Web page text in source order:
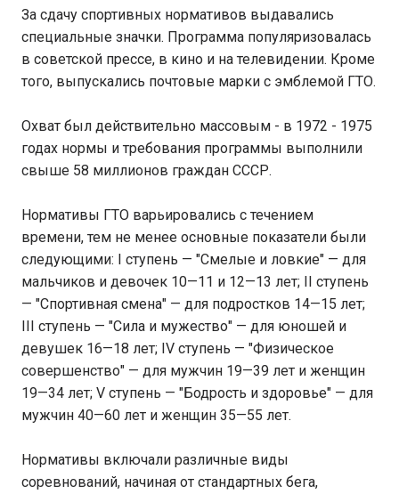
За сдачу спортивных нормативов выдавались
специальные значки. Программа популяризовалась
в советской прессе, в кино и на телевидении. Кроме
того, выпускались почтовые марки с эмблемой ГТО.
Охват был действительно массовым - в 1972 - 1975
годах нормы и требования программы выполнили
свыше 58 миллионов граждан СССР.
Нормативы ГТО варьировались с течением
времени, тем не менее основные показатели были
следующими: I ступень — "Смелые и ловкие" — для
мальчиков и девочек 10—11 и 12—13 лет; II ступень
— "Спортивная смена" — для подростков 14—15 лет;
III ступень — "Сила и мужество" — для юношей и
девушек 16—18 лет; IV ступень — "Физическое
совершенство" — для мужчин 19—39 лет и женщин
19—34 лет; V ступень — "Бодрость и здоровье" — для
мужчин 40—60 лет и женщин 35—55 лет.
Нормативы включали различные виды
соревнований, начиная от стандартных бега,